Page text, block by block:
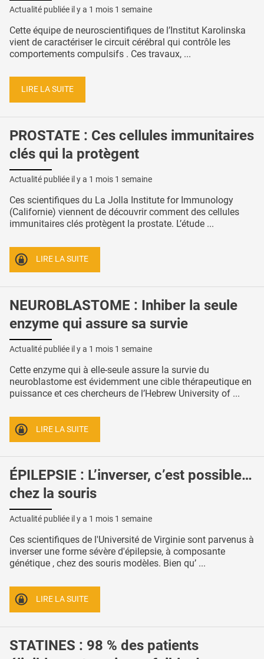
Actualité publiée il y a 1 mois 1 semaine
Cette équipe de neuroscientifiques de l’Institut Karolinska
vient de caractériser le circuit cérébral qui contrôle les
comportements compulsifs . Ces travaux, ...
LIRE LA SUITE
PROSTATE : Ces cellules immunitaires
clés qui la protègent
Actualité publiée il y a 1 mois 1 semaine
Ces scientifiques du La Jolla Institute for Immunology
(Californie) viennent de découvrir comment des cellules
immunitaires clés protègent la prostate. L’étude ...
LIRE LA SUITE
NEUROBLASTOME : Inhiber la seule
enzyme qui assure sa survie
Actualité publiée il y a 1 mois 1 semaine
Cette enzyme qui à elle-seule assure la survie du
neuroblastome est évidemment une cible thérapeutique en
puissance et ces chercheurs de l’Hebrew University of ...
LIRE LA SUITE
ÉPILEPSIE : L’inverser, c’est possible…
chez la souris
Actualité publiée il y a 1 mois 1 semaine
Ces scientifiques de l'Université de Virginie sont parvenus à
inverser une forme sévère d'épilepsie, à composante
génétique , chez des souris modèles. Bien qu’ ...
LIRE LA SUITE
STATINES : 98 % des patients